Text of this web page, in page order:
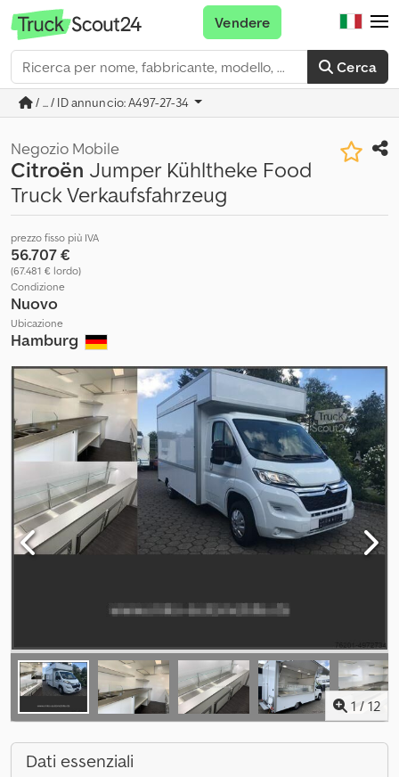
Cerca
Vendere
/ ... / ID annuncio: A497-27-34
Negozio Mobile
Citroën Jumper Kühltheke Food
Truck Verkaufsfahrzeug
prezzo fisso più IVA
56.707 €
(67.481 € lordo)
Condizione
Nuovo
Ubicazione
Hamburg
1 / 12
Dati essenziali